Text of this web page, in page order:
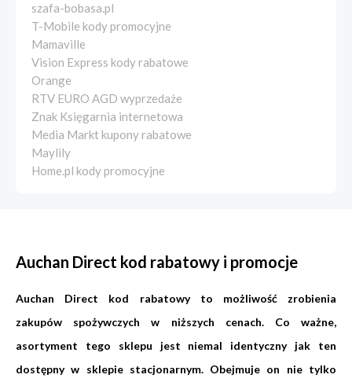
szafa-bobasa.pl
T-Mobile kody promocyjne
Mamaville
Vision Express kody rabatowe
Orange
RTV EURO AGD wyprzedaże
Znak Księgarnia internetowa
Media Markt kupony rabatowe
Maylily
Home.pl kody promocyjne
Auchan Direct kod rabatowy i promocje
Auchan Direct kod rabatowy to możliwość zrobienia
zakupów spożywczych w niższych cenach. Co ważne,
asortyment tego sklepu jest niemal identyczny jak ten
dostępny w sklepie stacjonarnym. Obejmuje on nie tylko